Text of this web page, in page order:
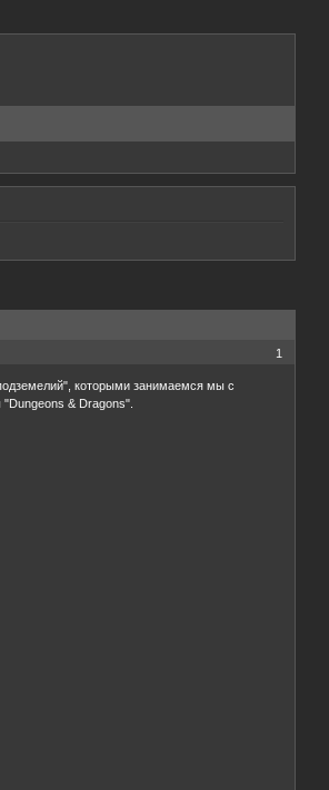
1
которыми занимаемся мы с
& Dragons".